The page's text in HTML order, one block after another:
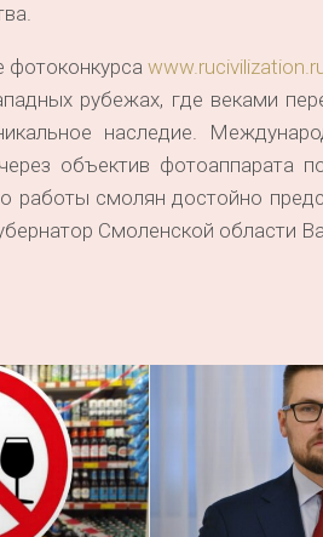
рубежах, где веками
наследие.
объектив фотоаппарата
работы смолян достойно
Смоленской области